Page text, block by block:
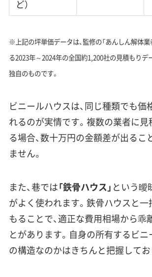
ど）
※上記の坪単価データは、監修の「あんしん解体
る2023年～2024年の全国約1,200社の見積もりデ
独自のものです。
ビニールハウスは、同じ種類でも価
れるのが実情です。複数の業者に
る場合、数十万円の金額差が出るこ
ません。
また、巷では「鉄骨ハウス」 という曖
がよく使われます。鉄骨ハウスと
もることで、適正な費用相場から乖
とがあります。自身の所有するビ
の構造なのかはきちんと把握してお